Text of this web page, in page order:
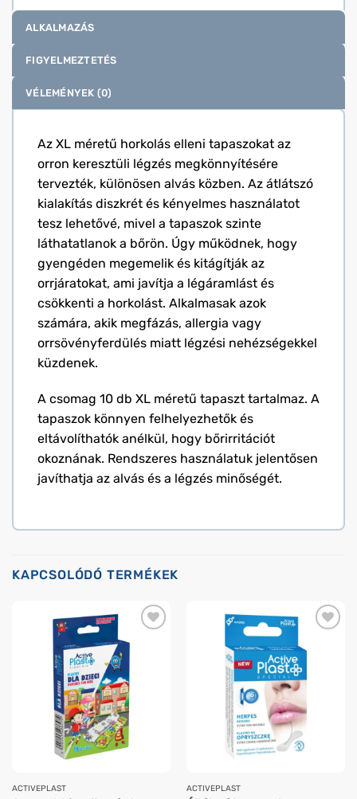
ALKALMAZÁS
FIGYELMEZTETÉS
VÉLEMÉNYEK (0)
Az XL méretű horkolás elleni tapaszokat az
orron keresztüli légzés megkönnyítésére
tervezték, különösen alvás közben. Az átlátszó
kialakítás diszkrét és kényelmes használatot
tesz lehetővé, mivel a tapaszok szinte
láthatatlanok a bőrön. Úgy működnek, hogy
gyengéden megemelik és kitágítják az
orrjáratokat, ami javítja a légáramlást és
csökkenti a horkolást. Alkalmasak azok
számára, akik megfázás, allergia vagy
orrsövényferdülés miatt légzési nehézségekkel
küzdenek.
A csomag 10 db XL méretű tapaszt tartalmaz. A
tapaszok könnyen felhelyezhetők és
eltávolíthatók anélkül, hogy bőrirritációt
okoznának. Rendszeres használatuk jelentősen
javíthatja az alvás és a légzés minőségét.
KAPCSOLÓDÓ TERMÉKEK
ACTIVEPLAST ACTIVEPLAST